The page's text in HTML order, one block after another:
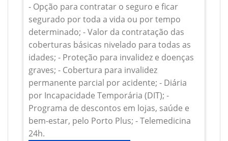
- Opção para contratar o seguro e ficar
segurado por toda a vida ou por tempo
determinado; - Valor da contratação das
coberturas básicas nivelado para todas as
idades; - Proteção para invalidez e doenças
graves; - Cobertura para invalidez
permanente parcial por acidente; - Diária
por Incapacidade Temporária (DIT); -
Programa de descontos em lojas, saúde e
bem-estar, pelo Porto Plus; - Telemedicina
24h.